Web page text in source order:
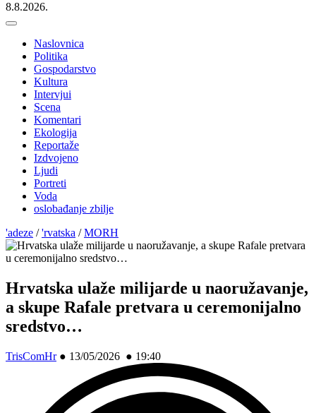
8.8.2026.
Naslovnica
Politika
Gospodarstvo
Kultura
Intervjui
Scena
Komentari
Ekologija
Reportaže
Izdvojeno
Ljudi
Portreti
Voda
oslobađanje zbilje
'adeze /'rvatska /MORH
Hrvatska ulaže milijarde u naoružavanje,
a skupe Rafale pretvara u ceremonijalno
sredstvo…
TrisComHr● 13/05/2026 ● 19:40